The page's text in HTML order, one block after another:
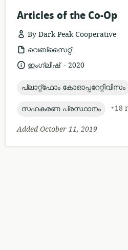
Articles of the Co-Op
By Dark Peak Cooperative
resource
format:
വെബ്സൈറ്റ്
language:
ഇംഗ്ലീഷ് .
date2020
topic:
പ്ലാറ്റ്ഫോം കോഓപ്പറേറ്റിവിസം
topic:
സഹകരണ പ്രസ്ഥാനം
+18
Added October 11, 2019